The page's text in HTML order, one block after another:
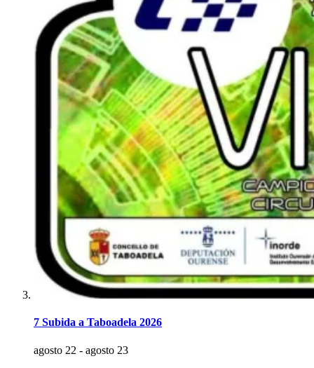
7 Subida a Taboadela 2026
agosto 22 - agosto 23